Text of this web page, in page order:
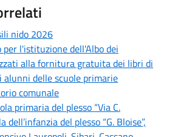
nido 2026
per l'istituzione dell'Albo dei
alla fornitura gratuita dei libri di
delle scuole primarie
comunale
primaria del plesso “Via C.
dell’infanzia del plesso “G. Bloise”,